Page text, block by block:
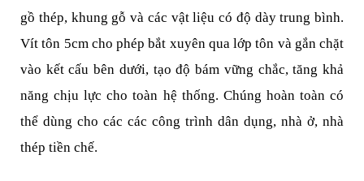
gồ thép, khung gỗ và các vật liệu có độ dày trung bình.
Vít tôn 5cm cho phép bắt xuyên qua lớp tôn và gắn chặt
vào kết cấu bên dưới, tạo độ bám vững chắc, tăng khả
năng chịu lực cho toàn hệ thống. Chúng hoàn toàn có
thể dùng cho các các công trình dân dụng, nhà ở, nhà
thép tiền chế.